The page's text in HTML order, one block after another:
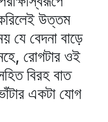
উত্তম
যে বেদনা বাড়ে
রোগটার ওই
বিরহ বাত
একটা যোগ